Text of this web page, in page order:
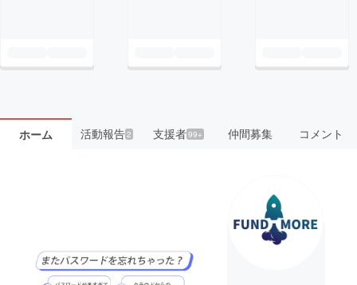
ホーム 活動報告2 支援者99+ 仲間募集 コメント